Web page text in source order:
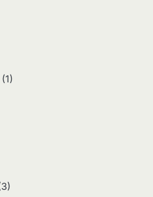
(1)
Peluang Bisnis Kreatif
Peluang Usaha Kreatif
Jenis, Fungsi, dan